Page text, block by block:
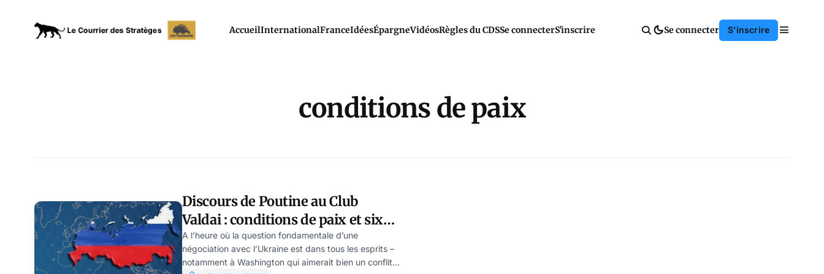
AccueilInternationalFranceIdéesÉpargneVidéosRègles du CDSSe connecterS'inscrire Se connecter S'inscrire
conditions de paix
Discours de Poutine au Club
Valdai : conditions de paix et six
principes du nouvel ordre
mondial, par VZ
A l’heure où la question fondamentale d’une
négociation avec l’Ukraine est dans tous les esprits –
notamment à Washington qui aimerait bien un conflit